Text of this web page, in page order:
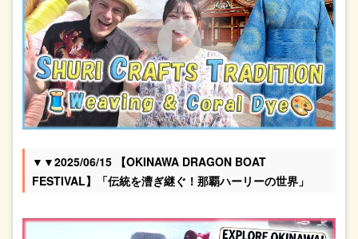
▼▼2025/06/15 【OKINAWA DRAGON BOAT
FESTIVAL】「伝統を漕ぎ継ぐ！那覇ハーリーの世界」